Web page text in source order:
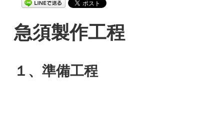
急須製作工程
１、準備工程